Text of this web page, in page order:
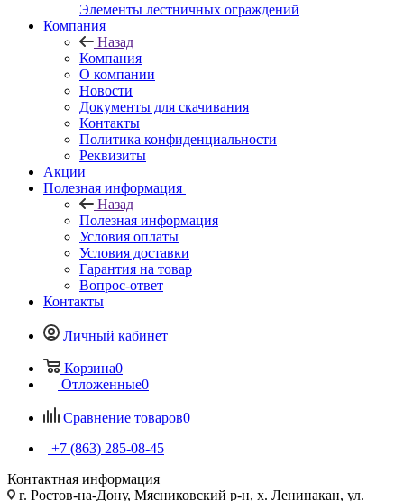
Элементы лестничных ограждений
Компания
Назад
Компания
О компании
Новости
Документы для скачивания
Контакты
Политика конфиденциальности
Реквизиты
Акции
Полезная информация
Назад
Полезная информация
Условия оплаты
Условия доставки
Гарантия на товар
Вопрос-ответ
Контакты
Личный кабинет
Корзина0
Отложенные0
Сравнение товаров0
+7 (863) 285-08-45
Контактная информация
г. Ростов-на-Дону, Мясниковский р-н, х. Ленинакан, ул.